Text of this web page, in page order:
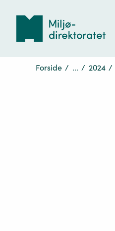
Forside / ... / 2024 /